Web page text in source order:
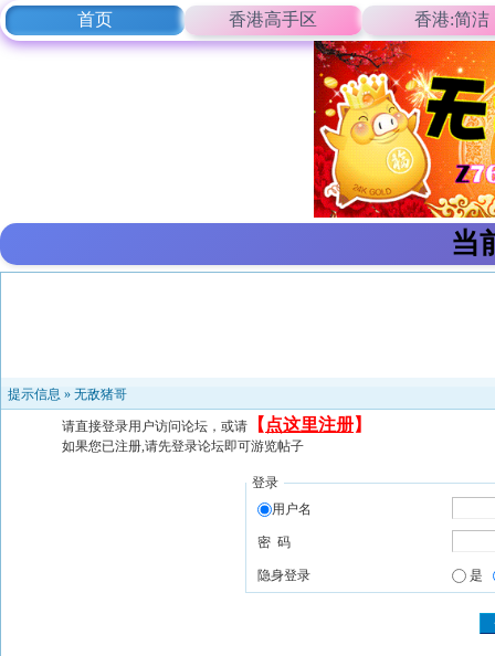
首页 香港高手区 香港:简洁
当
提示信息 » 无敌猪哥
请直接登录用户访问论坛，或请 【 点这里注册】
如果您已注册,请先登录论坛即可游览帖子
登录
用户名
密 码
隐身登录 是